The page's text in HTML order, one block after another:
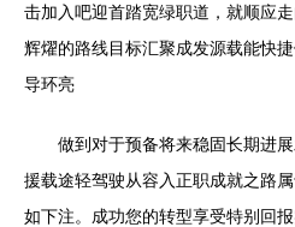
击加入吧迎首踏宽绿职道，就顺应
辉燿的路线目标汇聚成发源载能快
导环亮
做到对于预备将来稳固长期进
援载途轻驾驶从容入正职成就之路
如下注。成功您的转型享受特别回